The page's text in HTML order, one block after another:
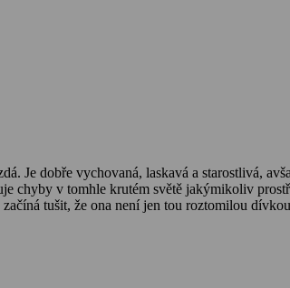
chyby v tomhle krutém světě jakýmikoliv
tušit, že ona není jen tou roztomilou